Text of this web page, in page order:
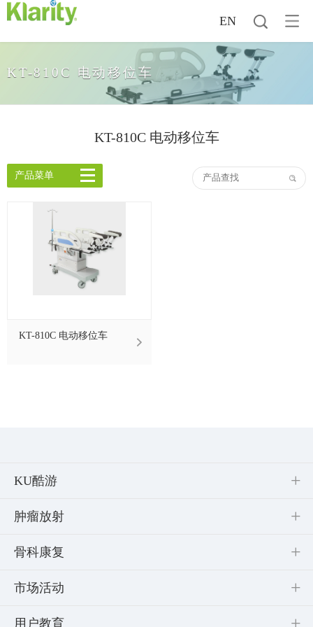
EN
KT-810C 电动移位车
KT-810C 电动移位车
产品菜单
KT-810C 电动移位车
KU酷游
肿瘤放射
骨科康复
市场活动
用户教育